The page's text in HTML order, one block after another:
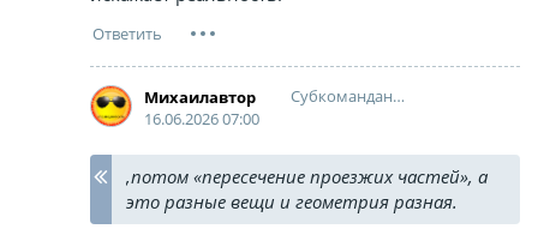
Михаилавтор
Cубкоманданте Маркос
16.06.2026 07:00
,потом «пересечение проезжих частей», а
это разные вещи и геометрия разная.